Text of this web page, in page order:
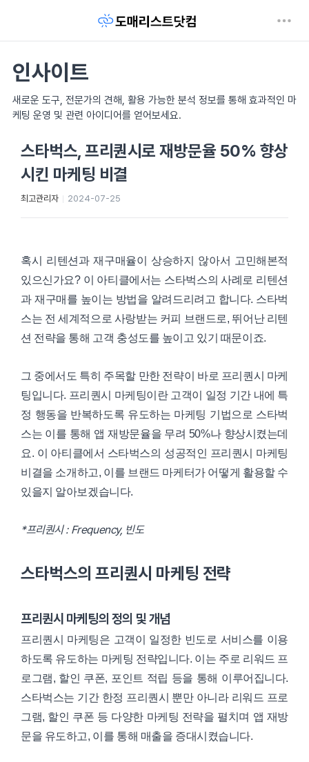
인사이트
새로운 도구, 전문가의 견해, 활용 가능한 분석 정보를 통해 효과적인 마
케팅 운영 및 관련 아이디어를 얻어보세요.
스타벅스, 프리퀀시로 재방문율 50% 향상
시킨 마케팅 비결
최고관리자 2024-07-25
혹시 리텐션과 재구매율이 상승하지 않아서 고민해본적
있으신가요? 이 아티클에서는 스타벅스의 사례로 리텐션
과 재구매를 높이는 방법을 알려드리려고 합니다. 스타벅
스는 전 세계적으로 사랑받는 커피 브랜드로, 뛰어난 리텐
션 전략을 통해 고객 충성도를 높이고 있기 때문이죠.
그 중에서도 특히 주목할 만한 전략이 바로 프리퀀시 마케
팅입니다. 프리퀀시 마케팅이란 고객이 일정 기간 내에 특
정 행동을 반복하도록 유도하는 마케팅 기법으로 스타벅
스는 이를 통해 앱 재방문율을 무려 50%나 향상시켰는데
요. 이 아티클에서 스타벅스의 성공적인 프리퀀시 마케팅
비결을 소개하고, 이를 브랜드 마케터가 어떻게 활용할 수
있을지 알아보겠습니다.
*프리퀀시 : Frequency, 빈도
스타벅스의 프리퀀시 마케팅 전략
프리퀀시 마케팅의 정의 및 개념
프리퀀시 마케팅은 고객이 일정한 빈도로 서비스를 이용
하도록 유도하는 마케팅 전략입니다. 이는 주로 리워드 프
로그램, 할인 쿠폰, 포인트 적립 등을 통해 이루어집니다.
스타벅스는 기간 한정 프리퀀시 뿐만 아니라 리워드 프로
그램, 할인 쿠폰 등 다양한 마케팅 전략을 펼치며 앱 재방
문을 유도하고, 이를 통해 매출을 증대시켰습니다.